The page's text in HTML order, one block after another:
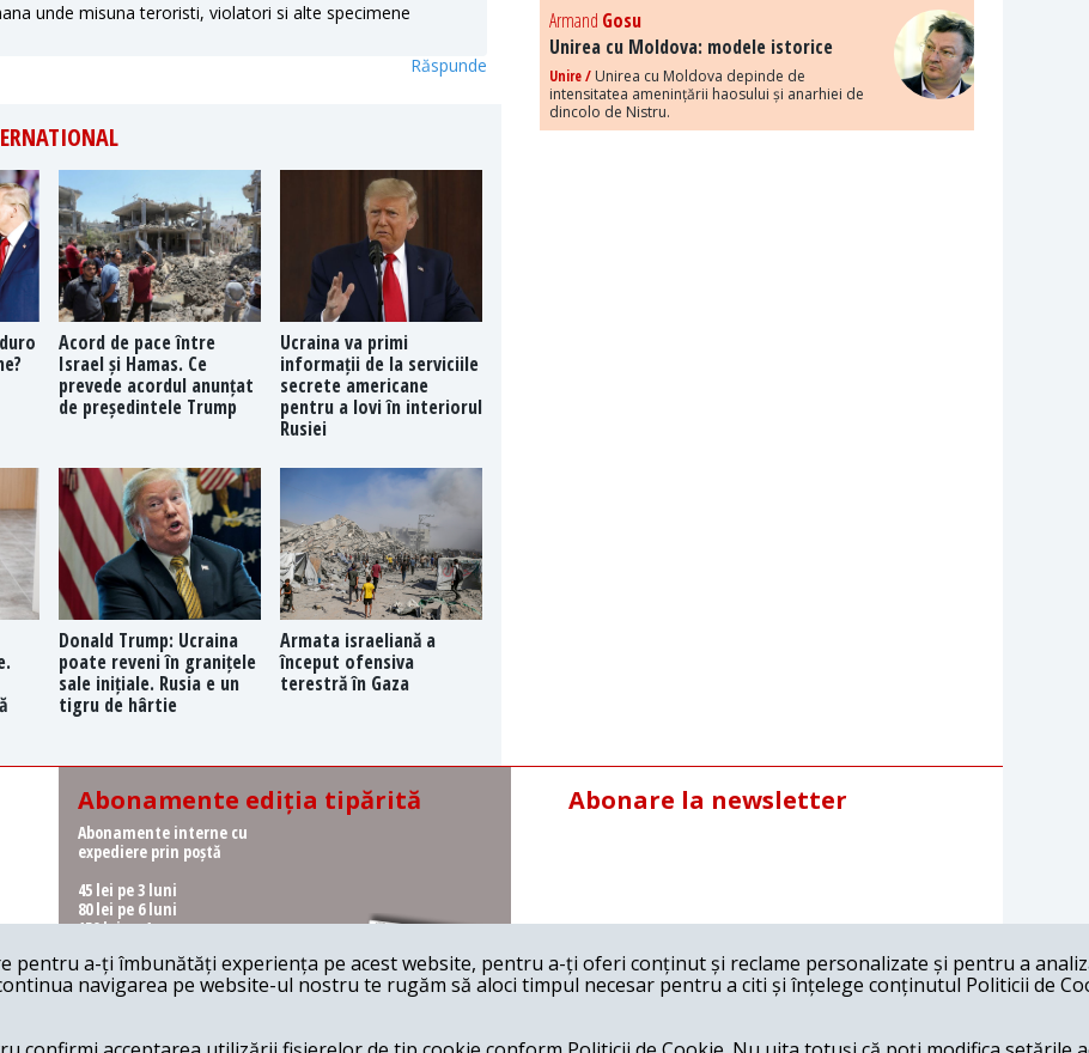
unde misuna teroristi, violatori si alte specimene
Răspunde
Acord de pace între
Israel și Hamas. Ce
prevede acordul anunțat
de președintele Trump
Ucraina va primi
informații de la serviciile
secrete americane
pentru a lovi în interiorul
Rusiei
Donald Trump: Ucraina
poate reveni în granițele
sale inițiale. Rusia e un
tigru de hârtie
Armata israeliană a
început ofensiva
terestră în Gaza
Armand Gosu
Unirea cu Moldova: modele istorice
Unire / Unirea cu Moldova depinde de
intensitatea amenințării haosului și anarhiei de
dincolo de Nistru.
Abonamente ediția tipărită
Abonamente interne cu
expediere prin poștă
45 lei pe 3 luni
80 lei pe 6 luni
150 lei pe 1 an
Abonamente interne cu
ridicare de la redacție
62 lei pe 6 luni
Abonare la newsletter
pentru a-ți îmbunătăți experiența pe acest website, pentru a-ți oferi conținut și reclame personalizate și pentru a
navigarea pe website-ul nostru te rugăm să aloci timpul necesar pentru a citi și înțelege conținutul Politicii de